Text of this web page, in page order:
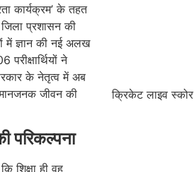
कार्यक्रम’ के तहत
प्रशासन की
में ज्ञान की नई अलख
ने
के नेतृत्व में अब
जीवन की
परिकल्पना
शिक्षा ही वह
क्रिकेट लाइव स्कोर